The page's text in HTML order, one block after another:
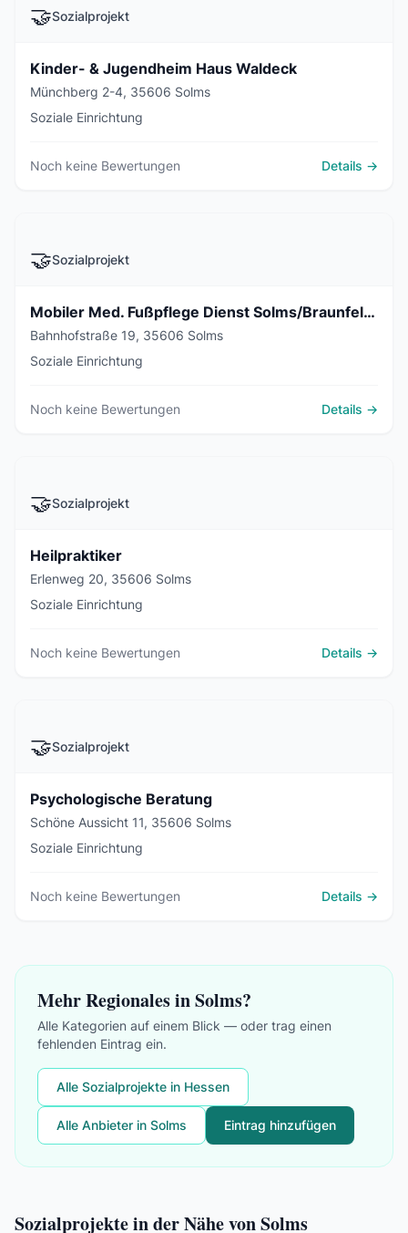
🤝Sozialprojekt
Kinder- & Jugendheim Haus Waldeck
Münchberg 2-4, 35606 Solms
Soziale Einrichtung
Noch keine Bewertungen Details →
🤝Sozialprojekt
Mobiler Med. Fußpflege Dienst Solms/Braunfels/Leun
Bahnhofstraße 19, 35606 Solms
Soziale Einrichtung
Noch keine Bewertungen Details →
🤝Sozialprojekt
Heilpraktiker
Erlenweg 20, 35606 Solms
Soziale Einrichtung
Noch keine Bewertungen Details →
🤝Sozialprojekt
Psychologische Beratung
Schöne Aussicht 11, 35606 Solms
Soziale Einrichtung
Noch keine Bewertungen Details →
Mehr Regionales in Solms?
Alle Kategorien auf einem Blick — oder trag einen
fehlenden Eintrag ein.
Alle Sozialprojekte in Hessen
Alle Anbieter in Solms Eintrag hinzufügen
Sozialprojekte in der Nähe von Solms